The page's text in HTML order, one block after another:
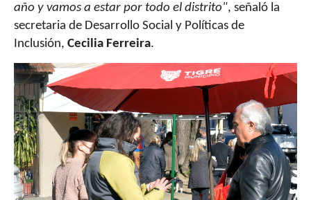
año y vamos a estar por todo el distrito", señaló la
secretaria de Desarrollo Social y Políticas de
Inclusión, Cecilia Ferreira.